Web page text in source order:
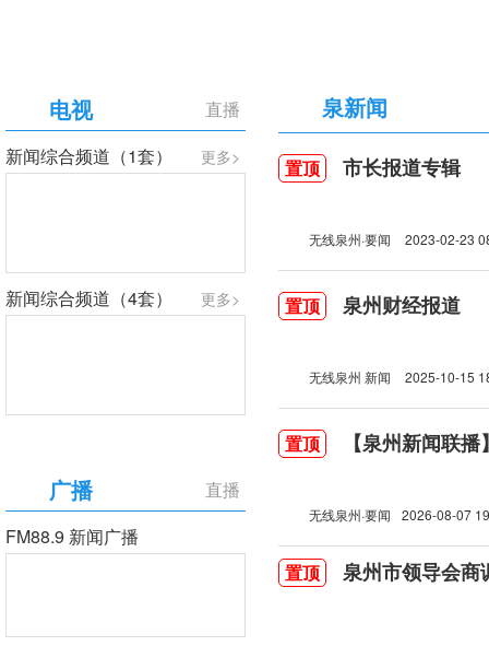
直播
电视
更多>
新闻综合频道（1套）
更多>
新闻综合频道（4套）
直播
广播
FM88.9 新闻广播
泉新闻
置顶 市长报道专辑
无线泉州·要闻 2023-02-23
置顶 泉州财经报道
无线泉州 新闻 2025-10-15
置顶 【泉州新闻联
无线泉州·要闻 2026-08-07
置顶 泉州市领导会商